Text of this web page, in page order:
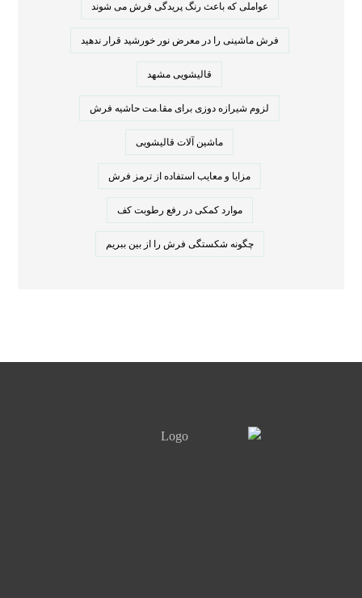
عواملی که باعث رنگ پریدگی فرش می شوند
فرش ماشینی را در معرض نور خورشید قرار ندهید
قالیشویی مشهد
لزوم شیرازه دوزی برای مقا.مت حاشیه فرش
ماشین آلات قالیشویی
مزایا و معایب استفاده از ترمز فرش
موارد کمکی در رفع رطوبت کف
چگونه شکستگی فرش را از بین ببریم